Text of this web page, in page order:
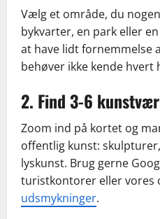
Vælg et område, du
bykvarter, en park eller
at have lidt fornemmelse
behøver ikke kende hvert
2. Find 3-6
Zoom ind på kortet og
offentlig kunst:
lyskunst. Brug gerne
turistkontorer eller vores
udsmykninger.